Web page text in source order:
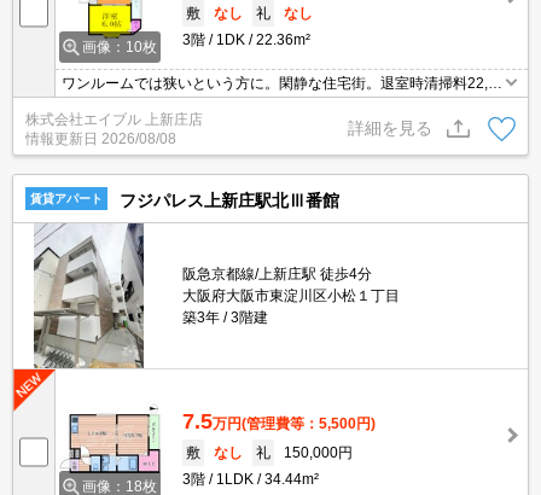
画像：10枚
敷
なし 礼
なし
3階
1DK 22.36m²
ワンルームでは狭いという方に。閑静な住宅街。退室時清掃料22,0
00円。保証会社加入要（初回25,000円、年間保証料20,000円）。
株式会社エイブル 上新庄店
情報更新日 2026/08/08
詳細を見る
賃貸アパート フジパレス上新庄駅北Ⅲ番館
阪急京都線/上新庄駅 徒歩4分
大阪府大阪市東淀川区小松１丁目
築3年
3階建
画像：18枚
7.5万円(管理費等：5,500円)
敷
なし 礼
150,000円
3階
1LDK 34.44m²